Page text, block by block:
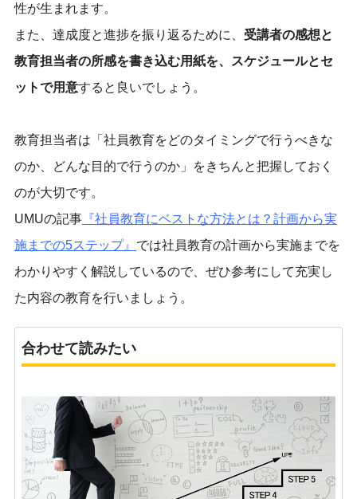
性が生まれます。
また、達成度と進捗を振り返るために、 受講者の感想と
教育担当者の所感を書き込む用紙を、スケジュールとセ
ットで用意すると良いでしょう。
教育担当者は「社員教育をどのタイミングで行うべきな
のか、どんな目的で行うのか」をきちんと把握しておく
のが大切です。
UMUの記事『社員教育にベストな方法とは？計画から実
施までの5ステップ』 では社員教育の計画から実施までを
わかりやすく解説しているので、ぜひ参考にして充実し
た内容の教育を行いましょう。
合わせて読みたい